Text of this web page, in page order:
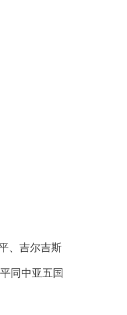
、吉尔吉斯
同中亚五国